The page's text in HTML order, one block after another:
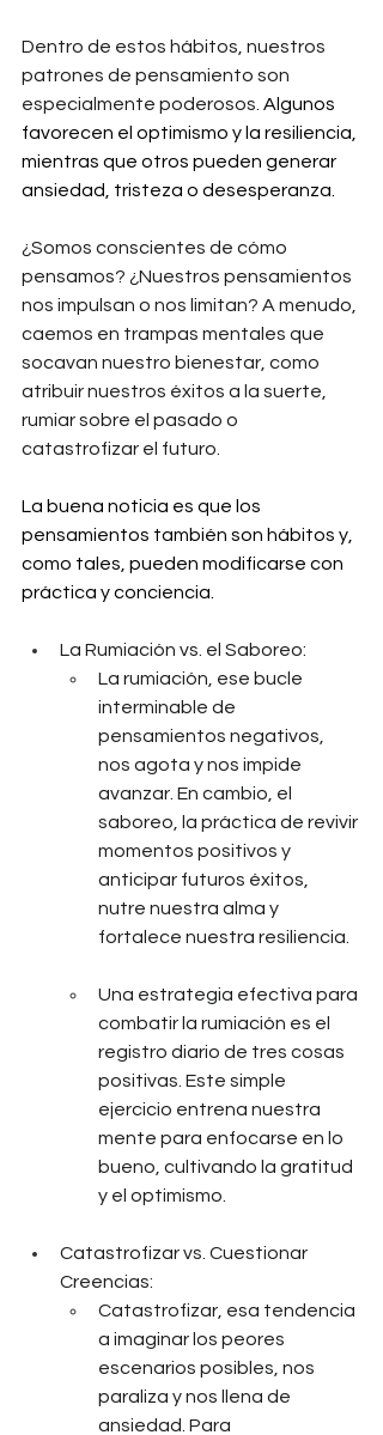
Dentro de estos hábitos, nuestros
patrones de pensamiento son
especialmente poderosos. Algunos
favorecen el optimismo y la resiliencia,
mientras que otros pueden generar
ansiedad, tristeza o desesperanza.
¿Somos conscientes de cómo
pensamos? ¿Nuestros pensamientos
nos impulsan o nos limitan? A menudo,
caemos en trampas mentales que
socavan nuestro bienestar, como
atribuir nuestros éxitos a la suerte,
rumiar sobre el pasado o
catastrofizar el futuro.
La buena noticia es que los
pensamientos también son hábitos y,
como tales, pueden modificarse con
práctica y conciencia.
La Rumiación vs. el Saboreo:
La rumiación, ese bucle
interminable de
pensamientos negativos,
nos agota y nos impide
avanzar. En cambio, el
saboreo, la práctica de revivir
momentos positivos y
anticipar futuros éxitos,
nutre nuestra alma y
fortalece nuestra resiliencia.
Una estrategia efectiva para
combatir la rumiación es el
registro diario de tres cosas
positivas. Este simple
ejercicio entrena nuestra
mente para enfocarse en lo
bueno, cultivando la gratitud
y el optimismo.
Catastrofizar vs. Cuestionar
Creencias:
Catastrofizar, esa tendencia
a imaginar los peores
escenarios posibles, nos
paraliza y nos llena de
ansiedad. Para